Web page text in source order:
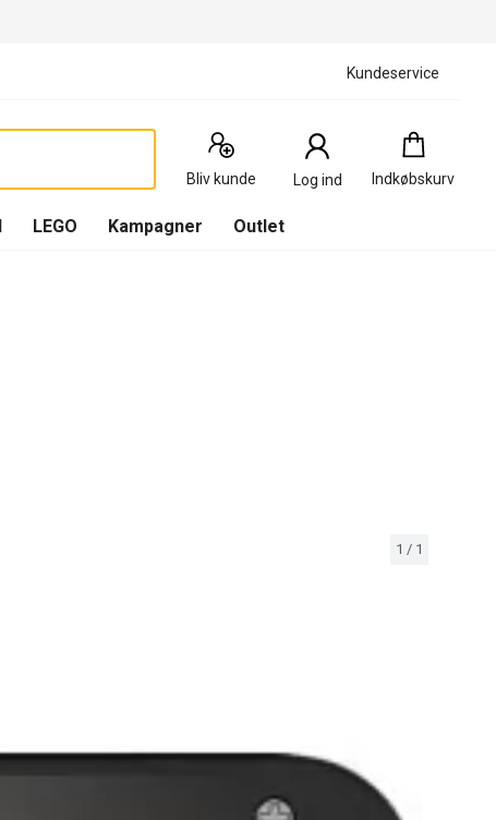
Kundeservice
Bliv kunde Log ind Indkøbskurv
Indkøbskurv
0
Produkter
LEGO Kampagner Outlet
1 / 1